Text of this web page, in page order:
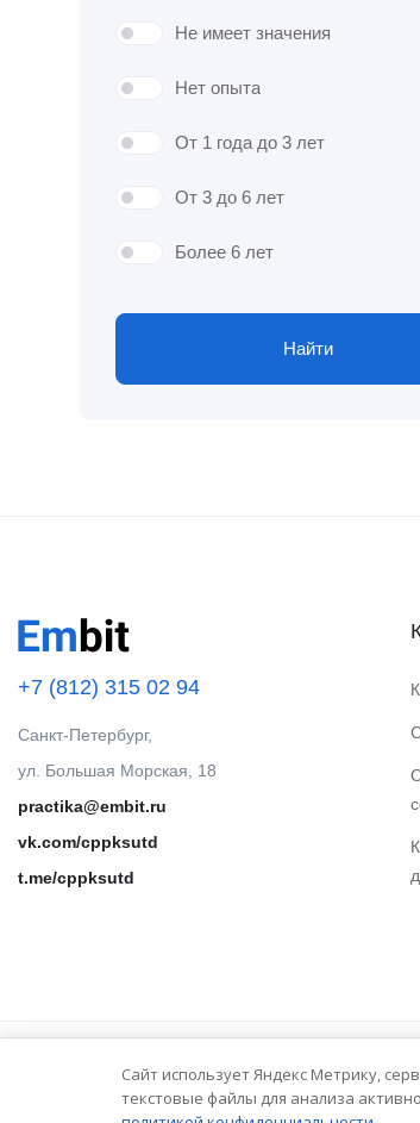
Не имеет значения
Нет опыта
От 1 года до 3 лет
От 3 до 6 лет
Более 6 лет
Найти
+7 (812) 315 02 94
Санкт-Петербург,
ул. Большая Морская, 18
practika@embit.ru
vk.com/cppksutd
t.me/cppksutd
© 2025 Embit. Все права защищены.
Сайт использует Яндекс Метрику,
текстовые файлы для анализа